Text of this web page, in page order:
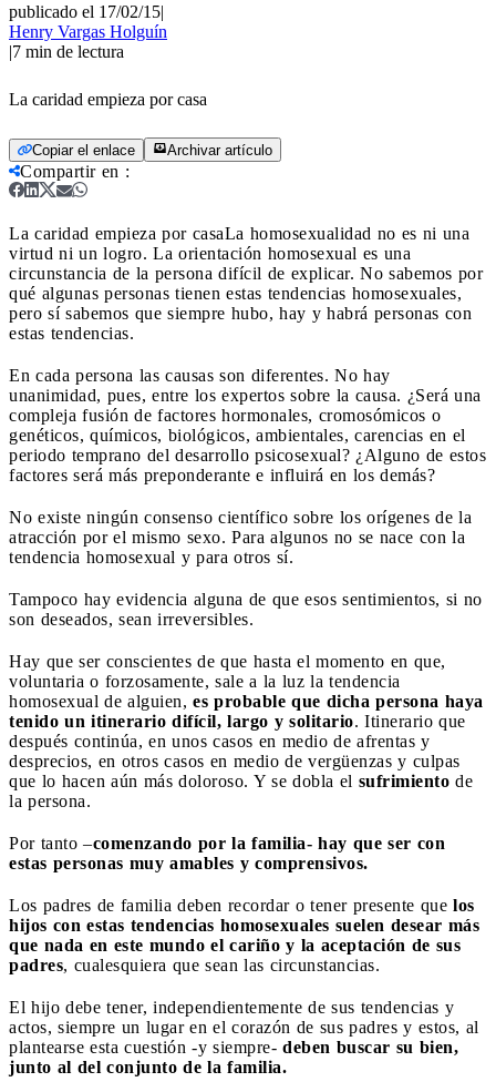
publicado el 17/02/15|
Henry Vargas Holguín
|7 min de lectura
La caridad empieza por casa
Copiar el enlace Archivar artículo
Compartir en :
La caridad empieza por casaLa homosexualidad no es ni una
virtud ni un logro. La orientación homosexual es una
circunstancia de la persona difícil de explicar. No sabemos por
qué algunas personas tienen estas tendencias homosexuales,
pero sí sabemos que siempre hubo, hay y habrá personas con
estas tendencias.
En cada persona las causas son diferentes. No hay
unanimidad, pues, entre los expertos sobre la causa. ¿Será una
compleja fusión de factores hormonales, cromosómicos o
genéticos, químicos, biológicos, ambientales, carencias en el
periodo temprano del desarrollo psicosexual? ¿Alguno de estos
factores será más preponderante e influirá en los demás?
No existe ningún consenso científico sobre los orígenes de la
atracción por el mismo sexo. Para algunos no se nace con la
tendencia homosexual y para otros sí.
Tampoco hay evidencia alguna de que esos sentimientos, si no
son deseados, sean irreversibles.
Hay que ser conscientes de que hasta el momento en que,
voluntaria o forzosamente, sale a la luz la tendencia
homosexual de alguien, es probable que dicha persona haya
tenido un itinerario difícil, largo y solitario. Itinerario que
después continúa, en unos casos en medio de afrentas y
desprecios, en otros casos en medio de vergüenzas y culpas
que lo hacen aún más doloroso. Y se dobla el sufrimiento de
la persona.
Por tanto –comenzando por la familia- hay que ser con
estas personas muy amables y comprensivos.
Los padres de familia deben recordar o tener presente que los
hijos con estas tendencias homosexuales suelen desear más
que nada en este mundo el cariño y la aceptación de sus
padres, cualesquiera que sean las circunstancias.
El hijo debe tener, independientemente de sus tendencias y
actos, siempre un lugar en el corazón de sus padres y estos, al
plantearse esta cuestión -y siempre- deben buscar su bien,
junto al del conjunto de la familia.